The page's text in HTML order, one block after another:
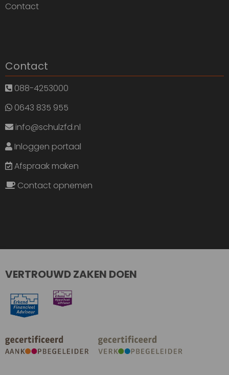
Contact
Contact
088-4253000
0643 835 955
info@schulzfd.nl
Inloggen portaal
Afspraak maken
Contact opnemen
VERTROUWD ZAKEN DOEN